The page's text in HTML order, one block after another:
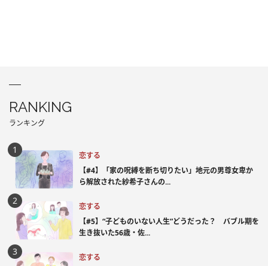
RANKING
ランキング
恋する
【#4】「家の呪縛を断ち切りたい」地元の男尊女卑か
ら解放された紗希子さんの...
恋する
【#5】“子どものいない人生”どうだった？ バブル期を
生き抜いた56歳・佐...
恋する